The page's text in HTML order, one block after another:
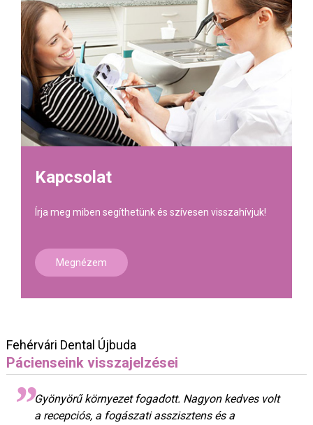
Kapcsolat
Írja meg miben segíthetünk és szívesen visszahívjuk!
Megnézem
Fehérvári Dental Újbuda
Pácienseink visszajelzései
Gyönyörű környezet fogadott. Nagyon kedves volt
a recepciós, a fogászati asszisztens és a